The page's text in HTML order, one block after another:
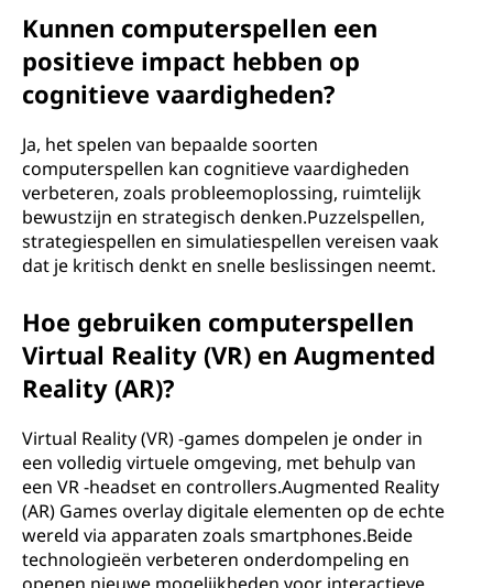
Kunnen computerspellen een
positieve impact hebben op
cognitieve vaardigheden?
Ja, het spelen van bepaalde soorten
computerspellen kan cognitieve vaardigheden
verbeteren, zoals probleemoplossing, ruimtelijk
bewustzijn en strategisch denken.Puzzelspellen,
strategiespellen en simulatiespellen vereisen vaak
dat je kritisch denkt en snelle beslissingen neemt.
Hoe gebruiken computerspellen
Virtual Reality (VR) en Augmented
Reality (AR)?
Virtual Reality (VR) -games dompelen je onder in
een volledig virtuele omgeving, met behulp van
een VR -headset en controllers.Augmented Reality
(AR) Games overlay digitale elementen op de echte
wereld via apparaten zoals smartphones.Beide
technologieën verbeteren onderdompeling en